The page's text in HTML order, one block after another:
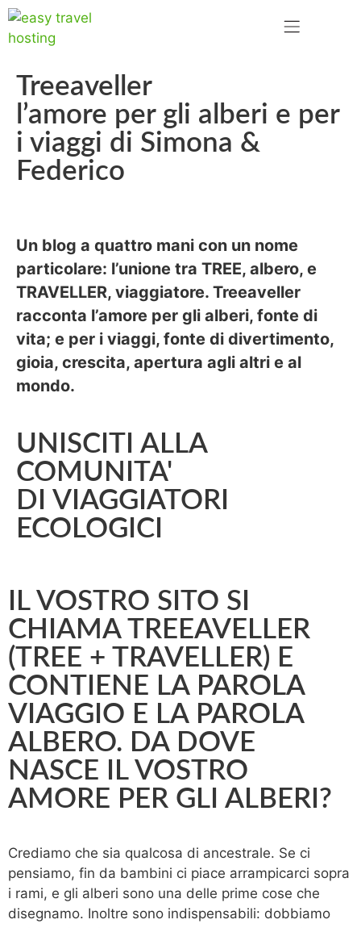
Treeaveller
l’amore per gli alberi e per
i viaggi di Simona &
Federico
Un blog a quattro mani con un nome
particolare: l’unione tra TREE, albero, e
TRAVELLER, viaggiatore. Treeaveller
racconta l’amore per gli alberi, fonte di
vita; e per i viaggi, fonte di divertimento,
gioia, crescita, apertura agli altri e al
mondo.
UNISCITI ALLA
COMUNITA'
DI VIAGGIATORI
ECOLOGICI
IL VOSTRO SITO SI
CHIAMA TREEAVELLER
(TREE + TRAVELLER) E
CONTIENE LA PAROLA
VIAGGIO E LA PAROLA
ALBERO. DA DOVE
NASCE IL VOSTRO
AMORE PER GLI ALBERI?
Crediamo che sia qualcosa di ancestrale. Se ci
pensiamo, fin da bambini ci piace arrampicarci sopra
i rami, e gli alberi sono una delle prime cose che
disegnamo. Inoltre sono indispensabili: dobbiamo